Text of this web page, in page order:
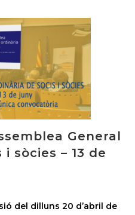
General
sòcies – 13 de
del dilluns 20 d’abril de